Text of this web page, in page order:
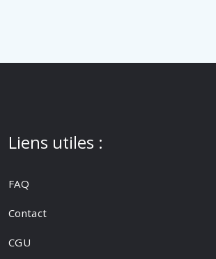
Liens utiles :
FAQ
Contact
CGU